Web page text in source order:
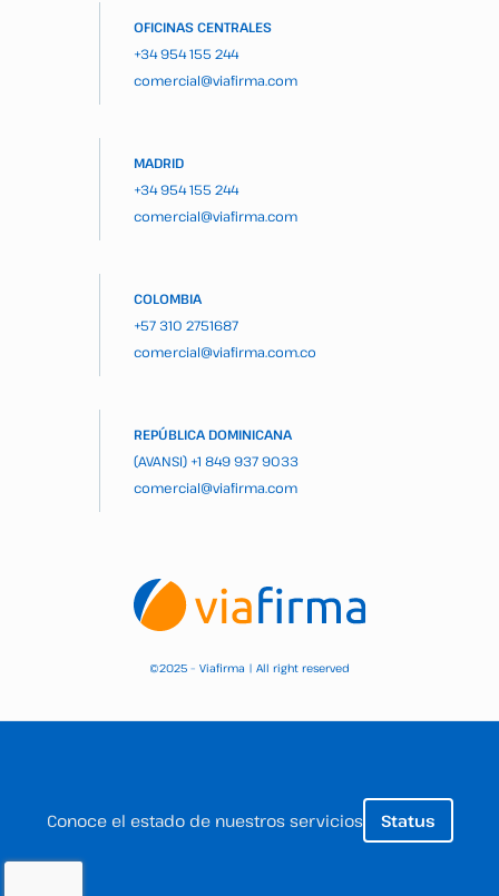
OFICINAS CENTRALES
+34 954 155 244
comercial@viafirma.com
MADRID
+34 954 155 244
comercial@viafirma.com
COLOMBIA
+57 310 2751687
comercial@viafirma.com.co
REPÚBLICA DOMINICANA
(AVANSI) +1 849 937 9033
comercial@viafirma.com
©2025 – Viafirma | All right reserved
Conoce el estado de nuestros servicios Status